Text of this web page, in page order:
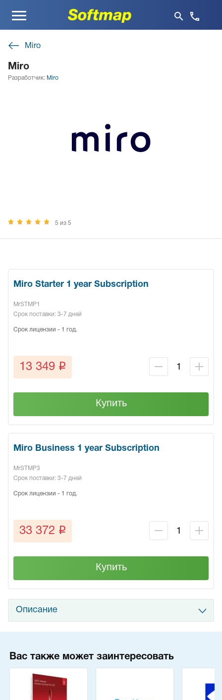
Меню
Miro
Miro
Разработчик: Miro
5 из 5
Miro Starter 1 year Subscription
MrSTMP1
Срок поставки: 3-7 дней
Срок лицензии - 1 год.
13 349 q
Купить
Miro Business 1 year Subscription
MrSTMP3
Срок поставки: 3-7 дней
Срок лицензии - 1 год.
33 372 q
Купить
Описание
Вас также может заинтересовать